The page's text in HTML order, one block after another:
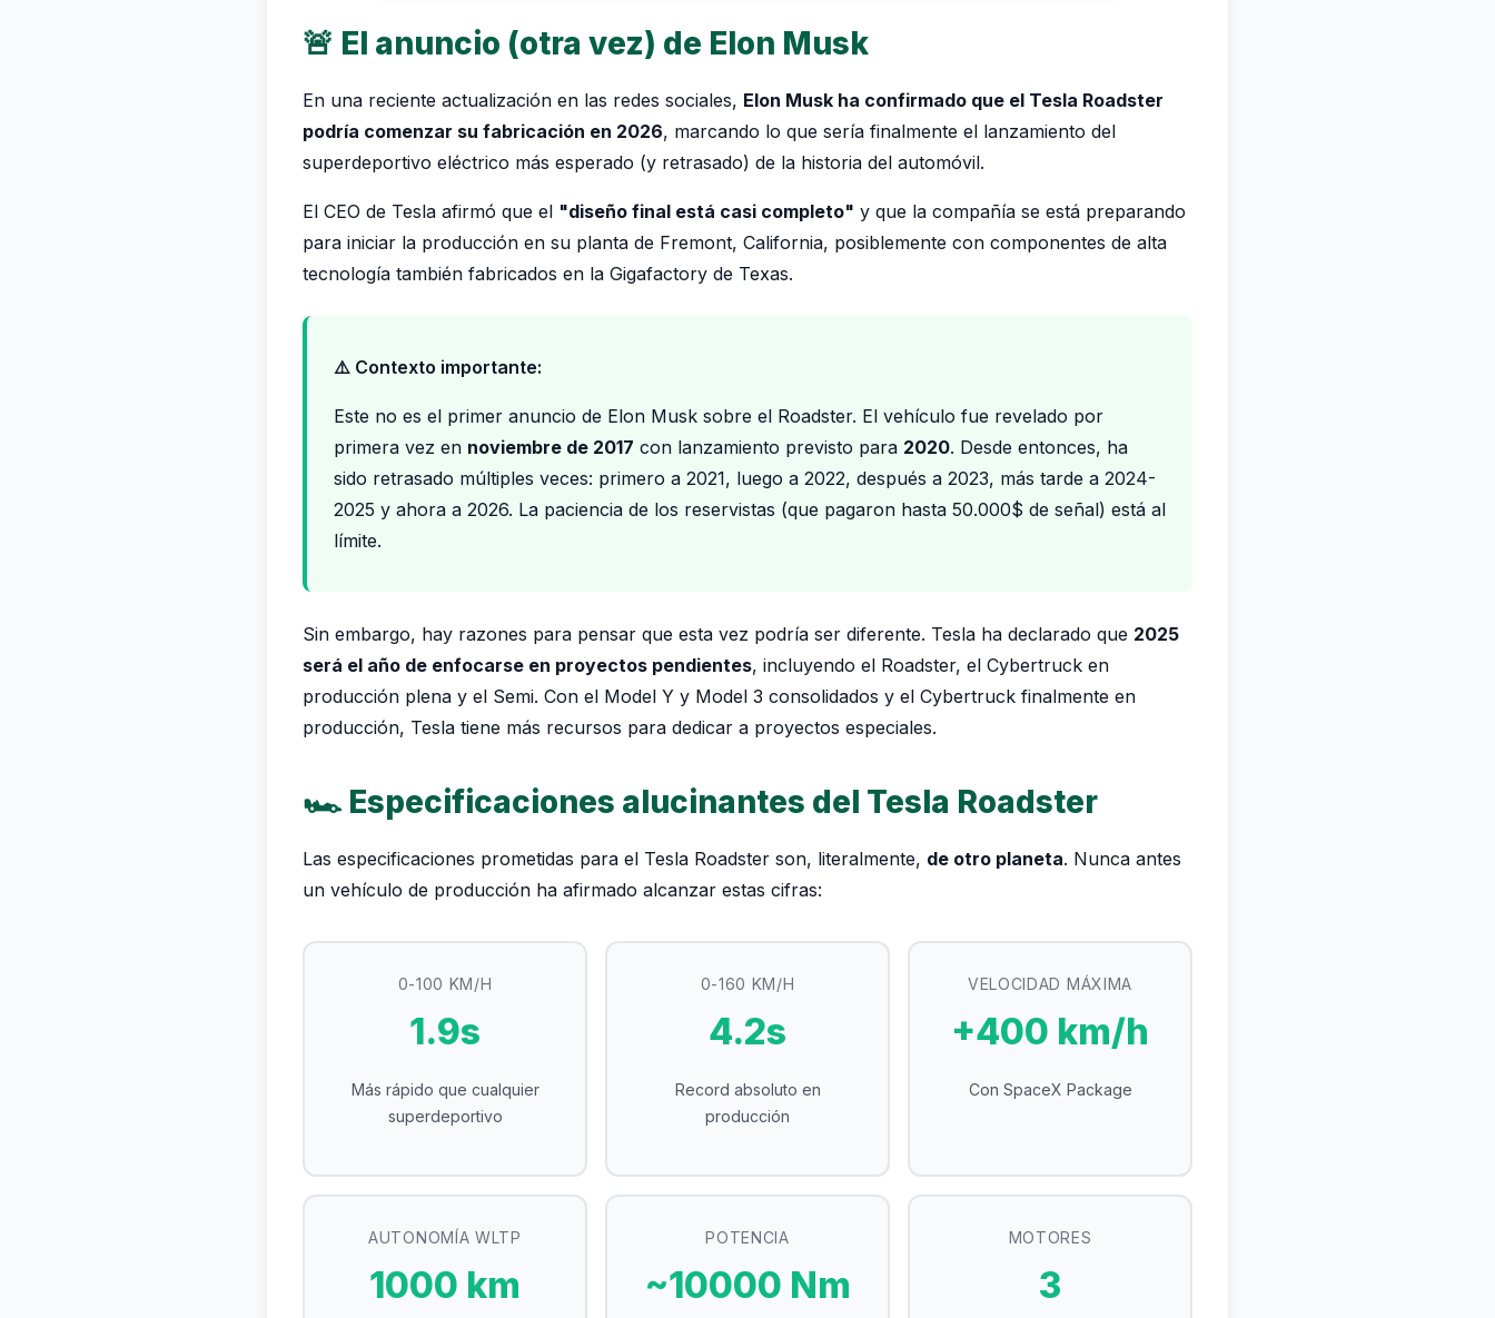
🚨 El anuncio (otra vez) de Elon Musk
En una reciente actualización en las redes sociales, Elon Musk ha confirmado que el Tesla Roadster
podría comenzar su fabricación en 2026, marcando lo que sería finalmente el lanzamiento del
superdeportivo eléctrico más esperado (y retrasado) de la historia del automóvil.
El CEO de Tesla afirmó que el "diseño final está casi completo" y que la compañía se está preparando
para iniciar la producción en su planta de Fremont, California, posiblemente con componentes de alta
tecnología también fabricados en la Gigafactory de Texas.
⚠️ Contexto importante:
Este no es el primer anuncio de Elon Musk sobre el Roadster. El vehículo fue revelado por
primera vez en noviembre de 2017 con lanzamiento previsto para 2020. Desde entonces, ha
sido retrasado múltiples veces: primero a 2021, luego a 2022, después a 2023, más tarde a 2024-
2025 y ahora a 2026. La paciencia de los reservistas (que pagaron hasta 50.000$ de señal) está al
límite.
Sin embargo, hay razones para pensar que esta vez podría ser diferente. Tesla ha declarado que 2025
será el año de enfocarse en proyectos pendientes, incluyendo el Roadster, el Cybertruck en
producción plena y el Semi. Con el Model Y y Model 3 consolidados y el Cybertruck finalmente en
producción, Tesla tiene más recursos para dedicar a proyectos especiales.
🏎️ Especificaciones alucinantes del Tesla Roadster
Las especificaciones prometidas para el Tesla Roadster son, literalmente, de otro planeta. Nunca antes
un vehículo de producción ha afirmado alcanzar estas cifras:
0-100 KM/H
1.9s
Más rápido que cualquier
superdeportivo
0-160 KM/H
4.2s
Record absoluto en
producción
VELOCIDAD MÁXIMA
+400 km/h
Con SpaceX Package
AUTONOMÍA WLTP
1000 km
POTENCIA
~10000 Nm
MOTORES
3